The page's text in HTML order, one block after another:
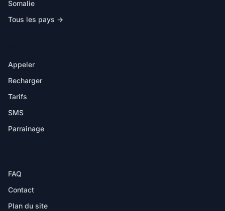
Somalie
Tous les pays →
Appeler
Recharger
Tarifs
SMS
Parrainage
FAQ
Contact
Plan du site